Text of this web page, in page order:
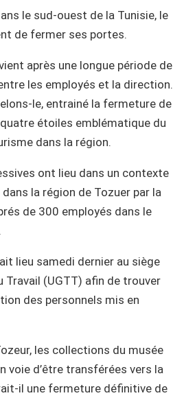
le sud-ouest de la Tunisie, le
de fermer ses portes.
après une longue période de
les employés et la direction.
le, entrainé la fermeture de
quatre étoiles emblématique du
dans la région.
ont lieu dans un contexte
la région de Tozuer par la
de 300 employés dans le
lieu samedi dernier au siège
Travail (UGTT) afin de trouver
des personnels mis en
les collections du musée
voie d’être transférées vers la
il une fermeture définitive de